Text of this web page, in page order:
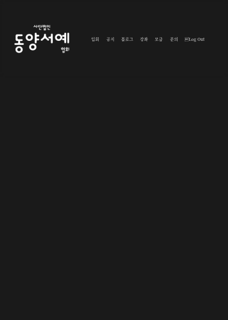
입회 공지 블로그 강좌 모금 문의 Log Out